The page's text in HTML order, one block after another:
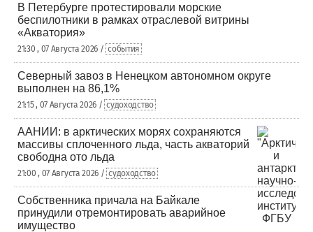
В Петербурге протестировали морские
беспилотники в рамках отраслевой витрины
«Акватория»
21:30 , 07 Августа 2026 / события
Северный завоз в Ненецком автономном округе
выполнен на 86,1%
21:15 , 07 Августа 2026 / судоходство
ААНИИ: в арктических морях сохраняются
массивы сплоченного льда, часть акваторий
свободна ото льда
21:00 , 07 Августа 2026 / судоходство
Собственника причала на Байкале
принудили отремонтировать аварийное
имущество